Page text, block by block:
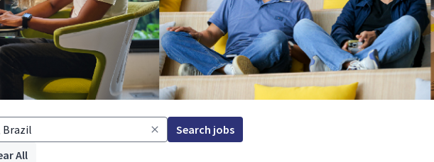
Search jobs
All